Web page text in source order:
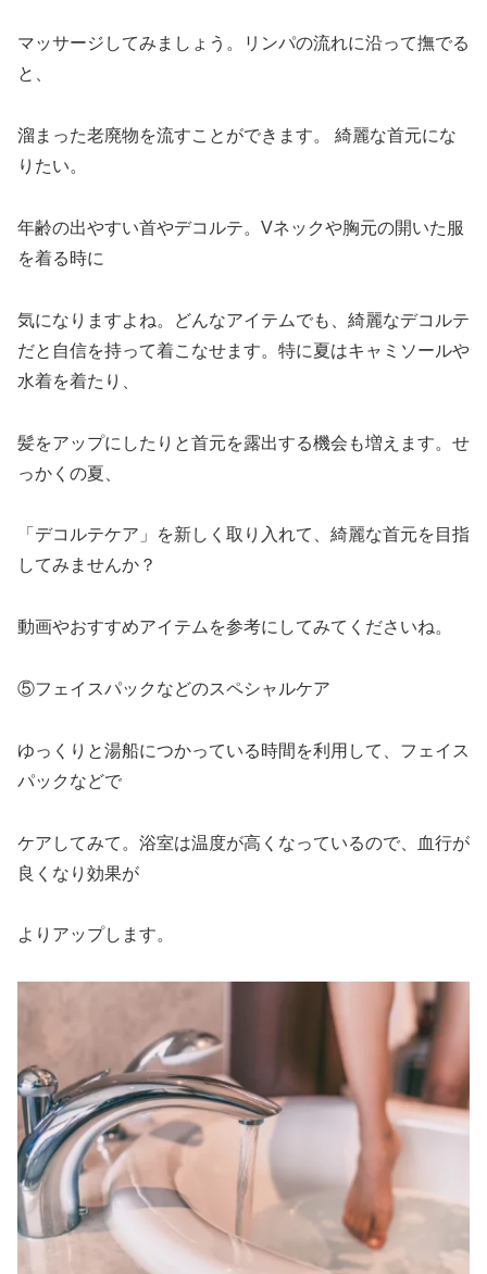
マッサージしてみましょう。リンパの流れに沿って撫でる
と、
溜まった老廃物を流すことができます。 綺麗な首元にな
りたい。
年齢の出やすい首やデコルテ。Vネックや胸元の開いた服
を着る時に
気になりますよね。どんなアイテムでも、綺麗なデコルテ
だと自信を持って着こなせます。特に夏はキャミソールや
水着を着たり、
髪をアップにしたりと首元を露出する機会も増えます。せ
っかくの夏、
「デコルテケア」を新しく取り入れて、綺麗な首元を目指
してみませんか？
動画やおすすめアイテムを参考にしてみてくださいね。
⑤フェイスパックなどのスペシャルケア
ゆっくりと湯船につかっている時間を利用して、フェイス
パックなどで
ケアしてみて。浴室は温度が高くなっているので、血行が
良くなり効果が
よりアップします。